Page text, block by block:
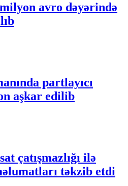
avro dəyərində
partlayıcı
aşkar edilib
çatışmazlığı ilə
təkzib etdi